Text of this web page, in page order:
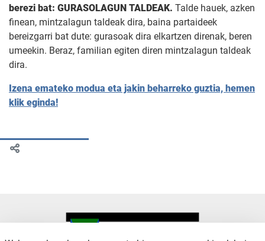
berezi bat: GURASOLAGUN TALDEAK. Talde hauek, azken
finean, mintzalagun taldeak dira, baina partaideek
bereizgarri bat dute: gurasoak dira elkartzen direnak, beren
umeekin. Beraz, familian egiten diren mintzalagun taldeak
dira.
Izena emateko modua eta jakin beharreko guztia, hemen
klik eginda!